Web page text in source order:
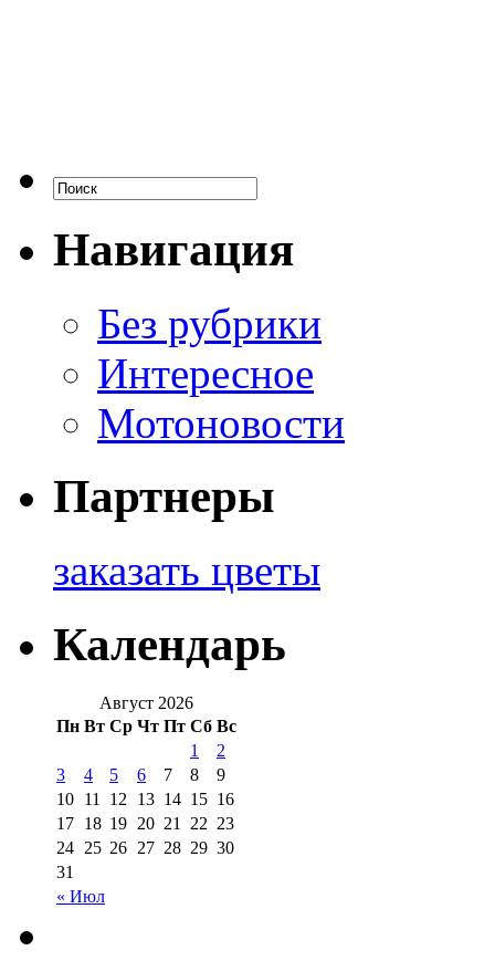
Навигация
Без рубрики
Интересное
Мотоновости
Партнеры
заказать цветы
Календарь
Август 2026
Пн Вт Ср Чт Пт Сб Вс
« Июл
1
2
3
4 5 6 7 8
9
10 11 12 13 14 15 16
17 18 19 20 21 22 23
24 25 26 27 28 29 30
31